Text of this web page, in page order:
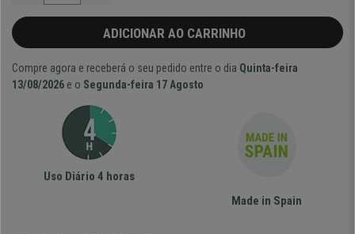
ADICIONAR AO CARRINHO
Compre agora e receberá o seu pedido entre o dia Quinta-feira
13/08/2026 e o Segunda-feira 17 Agosto
Uso Diário 4 horas
Made in Spain